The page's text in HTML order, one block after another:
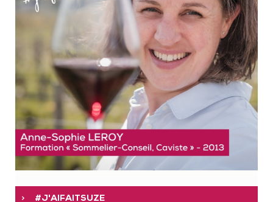
#J'AIFAITSUZE